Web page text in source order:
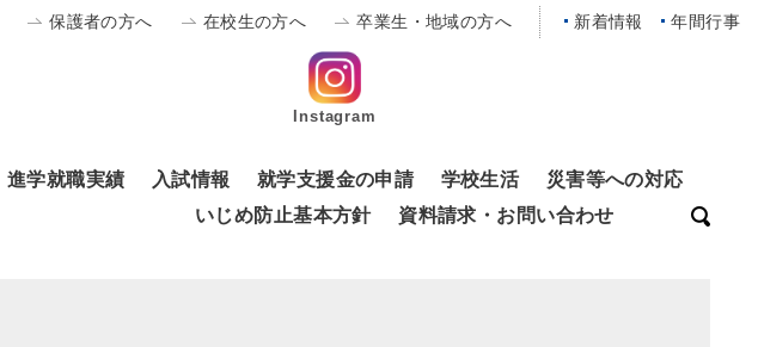
保護者の方へ 在校生の方へ 卒業生・地域の方へ 新着情報 年間行事
Instagram
進学就職実績 入試情報 就学支援金の申請 学校生活
災害等への対応
いじめ防止基本方針
資料請求・お問い合わせ